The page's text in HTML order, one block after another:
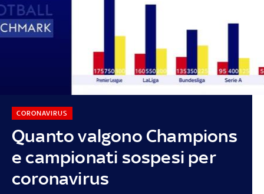
Quanto valgono Champions
e campionati sospesi per
coronavirus
CORONAVIRUS